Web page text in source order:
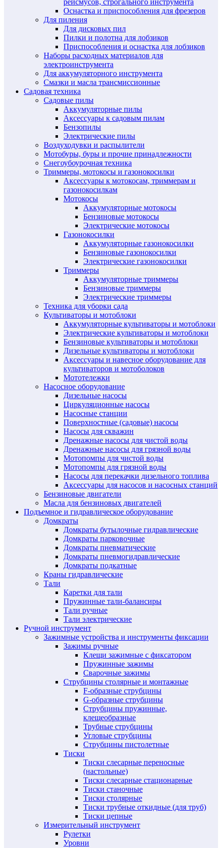
Оснастка и приспособления для фрезеров
Для пиления
Для дисковых пил
Пилки и полотна для лобзиков
Приспособления и оснастка для лобзиков
Наборы расходных материалов для
электроинструмента
Для аккумуляторного инструмента
Смазки и масла трансмиссионные
Садовая техника
Садовые пилы
Аккумуляторные пилы
Аксессуары к садовым пилам
Бензопилы
Электрические пилы
Воздуходувки и распылители
Мотобуры, буры и прочие принадлежности
Снегоубоурочная техника
Триммеры, мотокосы и газонокосилки
Аксессуары к мотокосам, триммерам и
газонокосилкам
Мотокосы
Аккумуляторные мотокосы
Бензиновые мотокосы
Электрические мотокосы
Газонокосилки
Аккумуляторные газонокосилки
Бензиновые газонокосилки
Электрические газонокосилки
Триммеры
Аккумуляторные триммеры
Бензиновые триммеры
Электрические триммеры
Техника для уборки сада
Культиваторы и мотоблоки
Аккумуляторные культиваторы и мотоблоки
Электрические культиваторы и мотоблоки
Бензиновые культиваторы и мотоблоки
Дизельные культиваторы и мотоблоки
Аксессуары и навесное оборудование для
культиваторов и мотоболоков
Мототележки
Насосное оборудование
Дизельные насосы
Циркуляционные насосы
Насосные станции
Поверхностные (садовые) насосы
Насосы для скважин
Дренажные насосы для чистой воды
Дренажные насосы для грязной воды
Мотопомпы для чистой воды
Мотопомпы для грязной воды
Насосы для перекачки дизельного топлива
Аксессуары для насосов и насосных станций
Бензиновые двигатели
Масла для бензиновых двигателей
Подъемное и гидравлическое оборудование
Домкраты
Домкраты бутылочные гидравлические
Домкраты парковочные
Домкраты пневматические
Домкраты пневмогидравлические
Домкраты подкатные
Краны гидравлические
Тали
Каретки для тали
Пружинные тали-балансиры
Тали ручные
Тали электрические
Ручной инструмент
Зажимные устройства и инструменты фиксации
Зажимы ручные
Клещи зажимные с фиксатором
Пружинные зажимы
Сварочные зажимы
Струбцины столярные и монтажные
F-образные струбцины
G-образные струбцины
Струбцины пружинные,
клещеобразные
Трубные струбцины
Угловые струбцины
Струбцины пистолетные
Тиски
Тиски слесарные переносные
(настольные)
Тиски слесарные стационарные
Тиски станочные
Тиски столярные
Тиски трубные откидные (для труб)
Тиски цепные
Измерительный инструмент
Рулетки
Уровни